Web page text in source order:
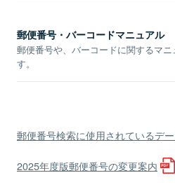
郵便番号・バーコードマニュアル
郵便番号や、バーコードに関するマ
す。
郵便番号検索に使用されているデ
2025年度版郵便番号の変更案内